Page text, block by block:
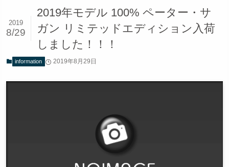
2019年モデル 100% ペーター・サ
ガン リミテッドエディション入荷
しました！！！
2019
8/29
information 2019年8月29日